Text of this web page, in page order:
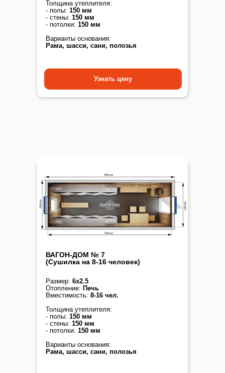
Узнать цену
Толщина утеплителя:
- полы: 150 мм
- стены: 150 мм
- потолки: 150 мм
Варианты основания:
Рама, шасси, сани, полозья
Размер: 6х2.5
Отопление: Печь
Вместимость: 8-16 чел.
Толщина утеплителя:
- полы: 150 мм
- стены: 150 мм
- потолки: 150 мм
Варианты основания:
Рама, шасси, сани, полозья
ВАГОН-ДОМ № 7
(Сушилка на 8-16 человек)